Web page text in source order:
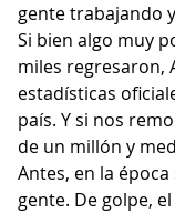
gente trabajando
Si bien algo muy
miles regresaron,
estadísticas
país. Y si nos
de un millón y
Antes, en la
gente. De golpe,